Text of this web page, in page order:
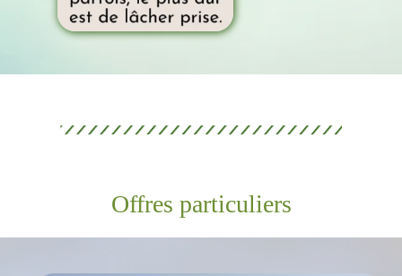
Offres particuliers